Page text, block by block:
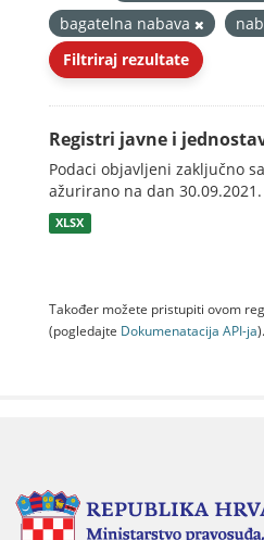
bagatelna nabava
Filtriraj rezultate
Registri javne i
Podaci objavljeni zaključno
ažurirano na dan
XLSX
Također možete pristupiti ovom
(pogledajte Dokumenаtаcijа API-jа).